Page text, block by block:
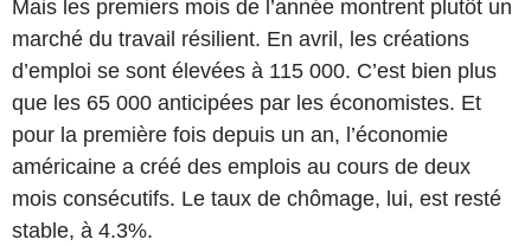
Mais les premiers mois de l’année montrent plutôt un
marché du travail résilient. En avril, les créations
d’emploi se sont élevées à 115 000. C’est bien plus
que les 65 000 anticipées par les économistes. Et
pour la première fois depuis un an, l’économie
américaine a créé des emplois au cours de deux
mois consécutifs. Le taux de chômage, lui, est resté
stable, à 4.3%.